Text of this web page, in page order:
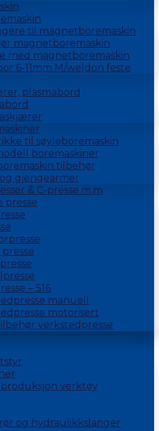
til magnetboremaskin
magnetboremaskin
med magnetboremaskin
6-11mm M/weldon feste
plasmabord
til søyleboremaskin
boremaskiner
tilbehør
gjengearmer
& C-presse m.m
presse
– S16
manuell
motorisert
verkstedpresse
produksjon verktøy
og hydraulikkslanger